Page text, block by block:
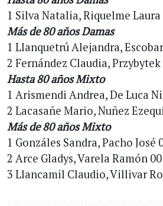
1 Silva Natalia, Riquelme Laura
Más de 80 años Damas
1 Llanquetrú Alejandra,
2 Fernández Claudia,
Hasta 80 años Mixto
1 Arismendi Andrea, De Luca
2 Lacasañe Mario, Nuñez
Más de 80 años Mixto
1 Gonzáles Sandra, Pacho José
2 Arce Gladys, Varela Ramón
3 Llancamil Claudio, Villivar